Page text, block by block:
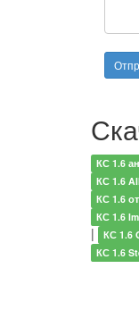
КС 1.6
КС 1.6
КС 1.6
КС 1.6
| КС 1.6
КС 1.6